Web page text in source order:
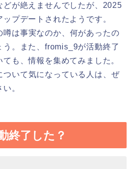
どが絶えませんでしたが、2025
プデートされたようです。
は事実なのか、何があったの
う。また、fromis_9が活動終了
も、情報を集めてみました。
いて気になっている人は、ぜ
。
終了した？